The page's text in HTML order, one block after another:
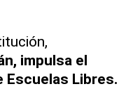
impulsa el
Escuelas Libres.